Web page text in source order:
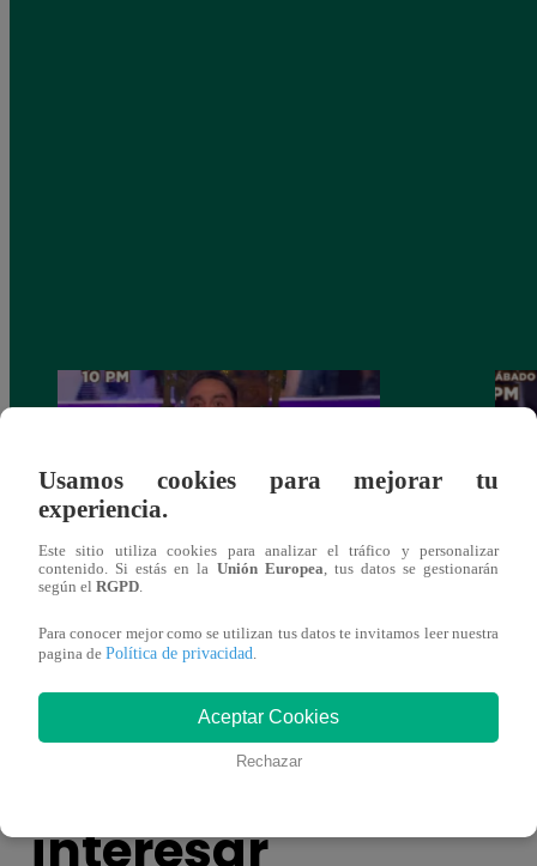
¡Jorge Benavides estuvo escondido tras la
máscara de ‘Caballo’!
También te puede
interesar
Usamos cookies para mejorar tu
experiencia.
Este sitio utiliza cookies para analizar el tráfico y personalizar
contenido. Si estás en la Unión Europea, tus datos se gestionarán
según el RGPD.
Para conocer mejor como se utilizan tus datos te invitamos leer nuestra
pagina de Política de privacidad.
Aceptar Cookies
Rechazar